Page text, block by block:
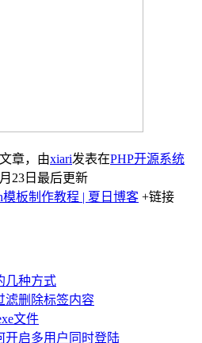
章，由xiari发表在PHP开源系统
23日最后更新
模板制作教程 | 夏日博客 +链接
几种方式
滤删除标签内容
文件
开启多用户同时登陆